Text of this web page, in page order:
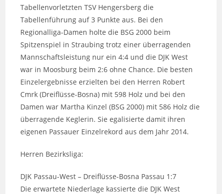
Tabellenvorletzten TSV Hengersberg die
Tabellenführung auf 3 Punkte aus. Bei den
Regionalliga-Damen holte die BSG 2000 beim
Spitzenspiel in Straubing trotz einer überragenden
Mannschaftsleistung nur ein 4:4 und die DJK West
war in Moosburg beim 2:6 ohne Chance. Die besten
Einzelergebnisse erzielten bei den Herren Robert
Cmrk (Dreiflüsse-Bosna) mit 598 Holz und bei den
Damen war Martha Kinzel (BSG 2000) mit 586 Holz die
überragende Keglerin. Sie egalisierte damit ihren
eigenen Passauer Einzelrekord aus dem Jahr 2014.
Herren Bezirksliga:
DJK Passau-West – Dreiflüsse-Bosna Passau 1:7
Die erwartete Niederlage kassierte die DJK West